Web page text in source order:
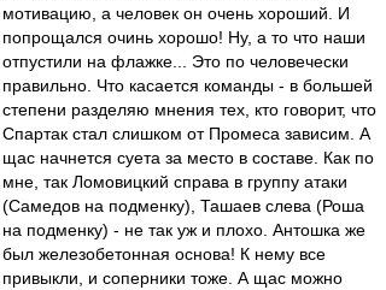
мотивацию, а человек он очень хороший. И
попрощался очинь хорошо! Ну, а то что наши
отпустили на флажке... Это по человечески
правильно. Что касается команды - в большей
степени разделяю мнения тех, кто говорит, что
Спартак стал слишком от Промеса зависим. А
щас начнется суета за место в составе. Как по
мне, так Ломовицкий справа в группу атаки
(Самедов на подменку), Ташаев слева (Роша
на подменку) - не так уж и плохо. Антошка же
был железобетонная основа! К нему все
привыкли, и соперники тоже. А щас можно